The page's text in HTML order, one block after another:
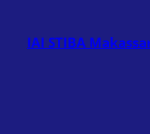
konten
IAI STIBA